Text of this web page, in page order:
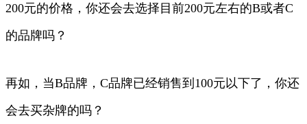
200元的价格，你还会去选择目前200元左右的B或者C
的品牌吗？
再如，当B品牌，C品牌已经销售到100元以下了，你还
会去买杂牌的吗？